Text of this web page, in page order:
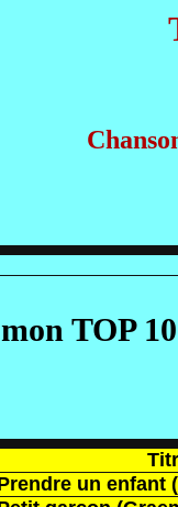
10
un enfant